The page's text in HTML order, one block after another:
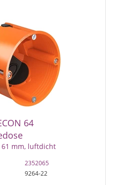
64
61 mm, luftdicht
2352065
9264-22